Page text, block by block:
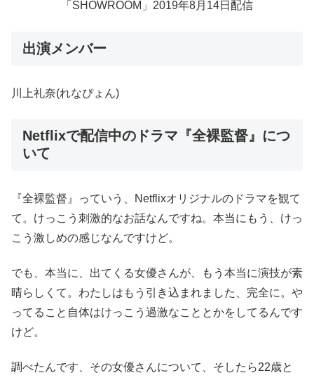
「SHOWROOM」2019年8月14日配信
出演メンバー
川上礼奈(れなぴょん)
Netflixで配信中のドラマ『全裸監督』につ
いて
『全裸監督』っていう、Netflixオリジナルのドラマを観て
て。けっこう刺激的なお話なんですね。本当にもう、けっ
こう激しめの感じなんですけど。
でも、本当に、出てくる女優さんが、もう本当に演技が素
晴らしくて。わたしはもう引き込まれました、完全に。や
ってること自体はけっこう過激なこととかをしてるんです
けど。
調べたんです、その女優さんについて、そしたら22歳と